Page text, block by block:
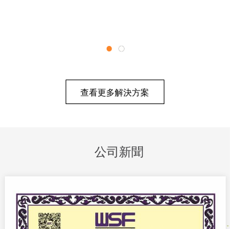
查看更多解決方案
● ●
公司新聞